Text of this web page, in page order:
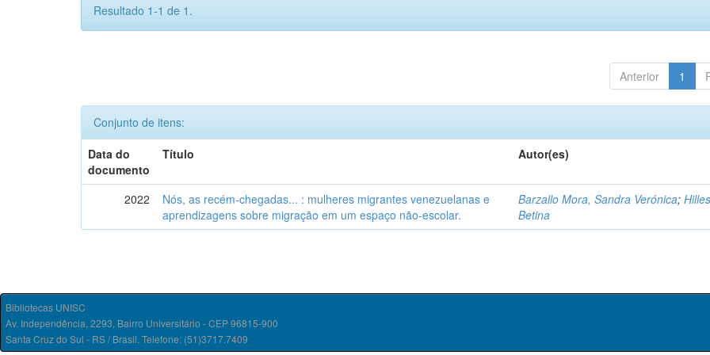
Resultado 1-1 de 1.
Anterior 1
Conjunto de itens:
Data do
documento
Título Autor(es)
2022
Nós, as recém-chegadas... : mulheres migrantes venezuelanas e
aprendizagens sobre migração em um espaço não-escolar.
Barzallo Mora, Sandra Verónica;
Betina
Bibliotecas UNISC
Av. Independência, 2293, Bairro Universitário - CEP 96815-900
Santa Cruz do Sul - RS / Brasil. Telefone: (51)3717.7409